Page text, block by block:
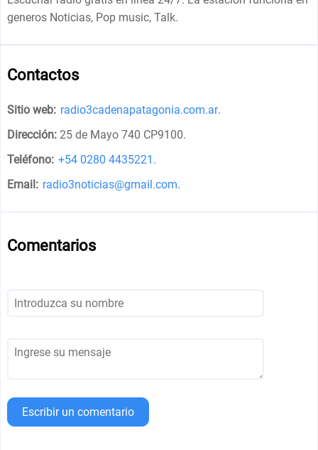
generos Noticias, Pop music, Talk.
Contactos
Sitio web: radio3cadenapatagonia.com.ar.
Dirección: 25 de Mayo 740 CP9100.
Teléfono: +54 0280 4435221 .
Email: radio3noticias@gmail.com.
Comentarios
Escribir un comentario